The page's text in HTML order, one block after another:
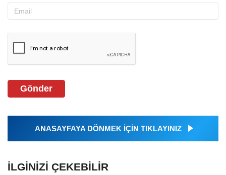
Gönder
ANASAYFAYA DÖNMEK İÇİN TIKLAYINIZ
İLGINIZI ÇEKEBILIR